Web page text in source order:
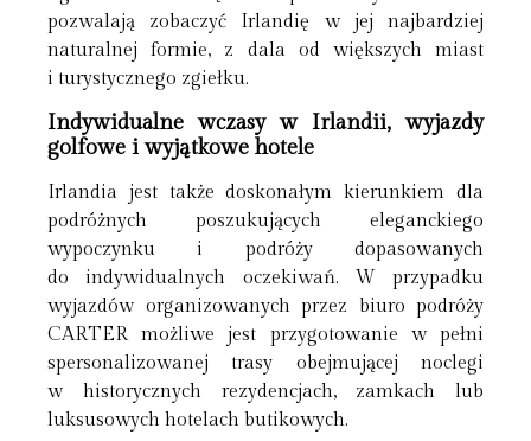
pozwalają zobaczyć Irlandię w jej najbardziej
naturalnej formie, z dala od większych miast
i turystycznego zgiełku.
Indywidualne wczasy w Irlandii, wyjazdy
golfowe i wyjątkowe hotele
Irlandia jest także doskonałym kierunkiem dla
podróżnych poszukujących eleganckiego
wypoczynku i podróży dopasowanych
do indywidualnych oczekiwań. W przypadku
wyjazdów organizowanych przez biuro podróży
CARTER możliwe jest przygotowanie w pełni
spersonalizowanej trasy obejmującej noclegi
w historycznych rezydencjach, zamkach lub
luksusowych hotelach butikowych.